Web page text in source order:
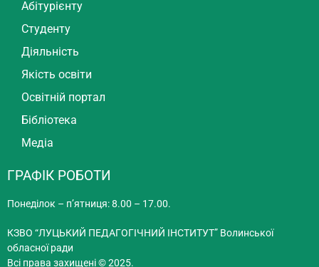
Абітурієнту
Студенту
Діяльність
Якість освіти
Освітній портал
Бібліотека
Медіа
ГРАФІК РОБОТИ
Понеділок – п’ятниця: 8.00 – 17.00.
КЗВО “ЛУЦЬКИЙ ПЕДАГОГІЧНИЙ ІНСТИТУТ” Волинської
обласної ради
Всі права захищені © 2025.